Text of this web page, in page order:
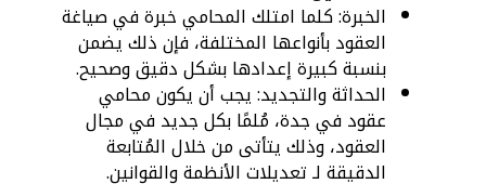
الخبرة: كلما امتلك المحامي خبرة في صياغة
العقود بأنواعها المختلفة، فإن ذلك يضمن
بنسبة كبيرة إعدادها بشكل دقيق وصحيح.
الحداثة والتجديد: يجب أن يكون محامي
عقود في جدة، مُلمًا بكل جديد في مجال
العقود، وذلك يتأتى من خلال المُتابعة
الدقيقة لـ تعديلات الأنظمة والقوانين.